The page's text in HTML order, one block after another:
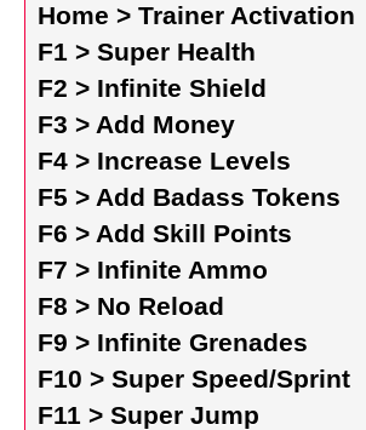
Home > Trainer Activation
F1 > Super Health
F2 > Infinite Shield
F3 > Add Money
F4 > Increase Levels
F5 > Add Badass Tokens
F6 > Add Skill Points
F7 > Infinite Ammo
F8 > No Reload
F9 > Infinite Grenades
F10 > Super Speed/Sprint
F11 > Super Jump